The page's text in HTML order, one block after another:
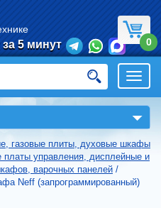
5 минут 0
▼
газовые плиты, духовые шкафы
платы управления, дисплейные и
варочных панелей /
Neff (запрограммированный)